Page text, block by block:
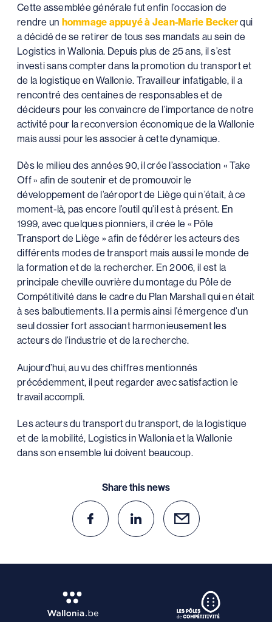
Cette assemblée générale fut enfin l’occasion de
rendre un hommage appuyé à Jean-Marie Beckerqui
a décidé de se retirer de tous ses mandats au sein de
Logistics in Wallonia. Depuis plus de 25 ans, il s’est
investi sans compter dans la promotion du transport et
de la logistique en Wallonie. Travailleur infatigable, il a
rencontré des centaines de responsables et de
décideurs pour les convaincre de l’importance de notre
activité pour la reconversion économique de la Wallonie
mais aussi pour les associer à cette dynamique.
Dès le milieu des années 90, il crée l’association « Take
Off » afin de soutenir et de promouvoir le
développement de l’aéroport de Liège qui n’était, à ce
moment-là, pas encore l’outil qu’il est à présent. En
1999, avec quelques pionniers, il crée le « Pôle
Transport de Liège » afin de fédérer les acteurs des
différents modes de transport mais aussi le monde de
la formation et de la rechercher. En 2006, il est la
principale cheville ouvrière du montage du Pôle de
Compétitivité dans le cadre du Plan Marshall qui en était
à ses balbutiements. Il a permis ainsi l’émergence d’un
seul dossier fort associant harmonieusement les
acteurs de l’industrie et de la recherche.
Aujourd’hui, au vu des chiffres mentionnés
précédemment, il peut regarder avec satisfaction le
travail accompli.
Les acteurs du transport du transport, de la logistique
et de la mobilité, Logistics in Wallonia et la Wallonie
dans son ensemble lui doivent beaucoup.
Share this news